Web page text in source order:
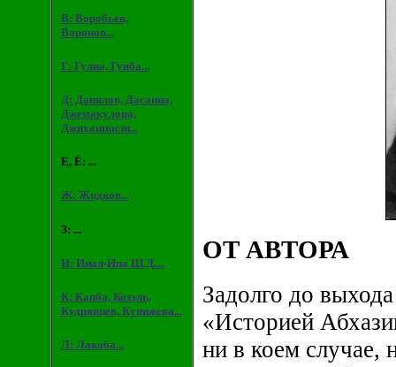
В: Воробьев,
Воронов...
Г: Гулиа, Гунба...
Д: Данилов, Дасаниа,
Джемакулова,
Джихашвили...
Е, Ё: ...
Ж: Жидков...
З: ...
И: Инал-Ипа Ш.Д....
К: Капба, Козэль,
Кудрявцев, Кунижева...
Л: Лакоба...
ОТ АВТОРА
Задолго до
«Историей
ни в коем случае,